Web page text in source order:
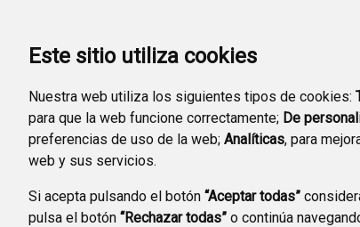
Este sitio utiliza cookies
Nuestra web utiliza los siguientes tipos de cookies:
para que la web funcione correctamente; De
preferencias de uso de la web; Analíticas, para
web y sus servicios.
Si acepta pulsando el botón “Aceptar todas”
pulsa el botón “Rechazar todas” o continúa
CANAL YOUTUBE
PREGUNTAS
FRECUENTES